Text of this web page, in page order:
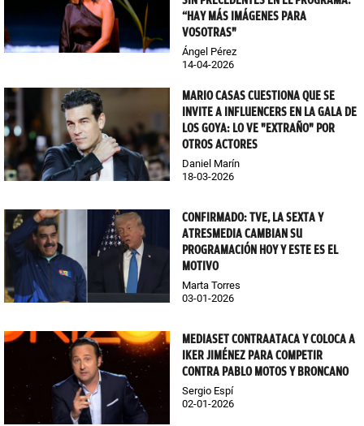
“HAY MÁS IMÁGENES PARA
VOSOTRAS"
Ángel Pérez
14-04-2026
MARIO CASAS CUESTIONA QUE SE
INVITE A INFLUENCERS EN LA GALA DE
LOS GOYA: LO VE "EXTRAÑO" POR
OTROS ACTORES
Daniel Marín
18-03-2026
CONFIRMADO: TVE, LA SEXTA Y
ATRESMEDIA CAMBIAN SU
PROGRAMACIÓN HOY Y ESTE ES EL
MOTIVO
Marta Torres
03-01-2026
MEDIASET CONTRAATACA Y COLOCA A
IKER JIMÉNEZ PARA COMPETIR
CONTRA PABLO MOTOS Y BRONCANO
Sergio Espí
02-01-2026